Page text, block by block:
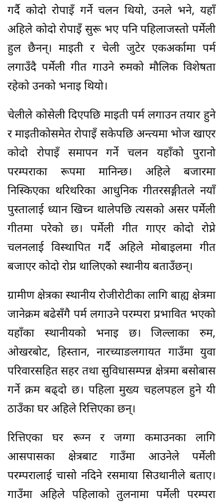
गर्दै कोदो रोपाइँ गर्ने चलन थियो, उनले भने, यहाँ
अहिले कोदो रोपाइँ सुरू भए पनि पहिलाजस्तो पर्मेली
हुल छैनन्। माइती र चेली जुटेर एकअर्कामा पर्म
लगाउँदै पर्मेली गीत गाउने रुमको मौलिक विशेषता
रहेको उनको भनाइ थियो।
चेलीले कोसेली दिएपछि माइती पर्म लगाउन तयार हुने
र माइतीकोसमेत रोपाइँ सकेपछि अन्त्यमा भोज खाएर
कोदो रोपाइँ समापन गर्ने चलन यहाँको पुरानो
परम्पराका रूपमा मानिन्छ। अहिले बजारमा
निस्किएका थरिथरिका आधुनिक गीतरसङ्गीतले नयाँ
पुस्तालाई ध्यान खिच्न थालेपछि त्यसको असर पर्मेली
गीतमा परेको छ। पर्मेली गीत गाएर कोदो रोप्ने
चलनलाई विस्थापित गर्दै अहिले मोबाइलमा गीत
बजाएर कोदो रोप्न थालिएको स्थानीय बताउँछन्।
ग्रामीण क्षेत्रका स्थानीय रोजीरोटीका लागि बाह्य क्षेत्रमा
जानेक्रम बढेसँगै पर्म लगाउने परम्परा प्रभावित भएको
यहाँका स्थानीयको भनाइ छ। जिल्लाका रुम,
ओखरबोट, हिस्तान, नारच्याङलगायत गाउँमा युवा
परिवारसहित सहर तथा सुविधासम्पन्न क्षेत्रमा बसोबास
गर्ने क्रम बढ्दो छ। पहिला मुख्य चहलपहल हुने यी
ठाउँका घर अहिले रित्तिएका छन्।
रित्तिएका घर रूग्न र जग्गा कमाउनका लागि
आसपासका क्षेत्रबाट गाउँमा आउनेले पर्मेली
परम्परालाई चासो नदिने रसमाया सिउथानीले बताए।
गाउँमा अहिले पहिलाको तुलनामा पर्मेली परम्परा